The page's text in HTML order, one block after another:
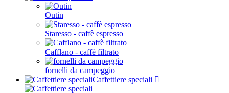
Outin
Staresso - caffè espresso
Cafflano - caffè filtrato
fornelli da campeggio
Caffettiere speciali